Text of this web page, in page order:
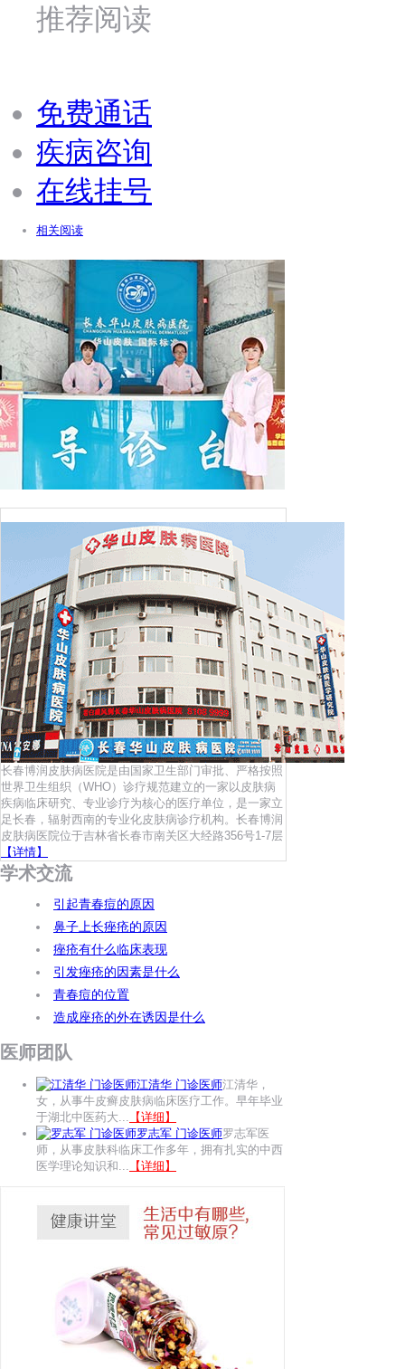
推荐阅读
免费通话
疾病咨询
在线挂号
相关阅读
长春博润皮肤病医院是由国家卫生部门审批、严格按照
世界卫生组织（WHO）诊疗规范建立的一家以皮肤病
疾病临床研究、专业诊疗为核心的医疗单位，是一家立
足长春，辐射西南的专业化皮肤病诊疗机构。长春博润
皮肤病医院位于吉林省长春市南关区大经路356号1-7层
【详情】
学术交流
引起青春痘的原因
鼻子上长痤疮的原因
痤疮有什么临床表现
引发痤疮的因素是什么
青春痘的位置
造成座疮的外在诱因是什么
医师团队
江清华 门诊医师江清华，
女，从事牛皮癣皮肤病临床医疗工作。早年毕业
于湖北中医药大... 【详细】
罗志军 门诊医师罗志军医
师，从事皮肤科临床工作多年，拥有扎实的中西
医学理论知识和... 【详细】